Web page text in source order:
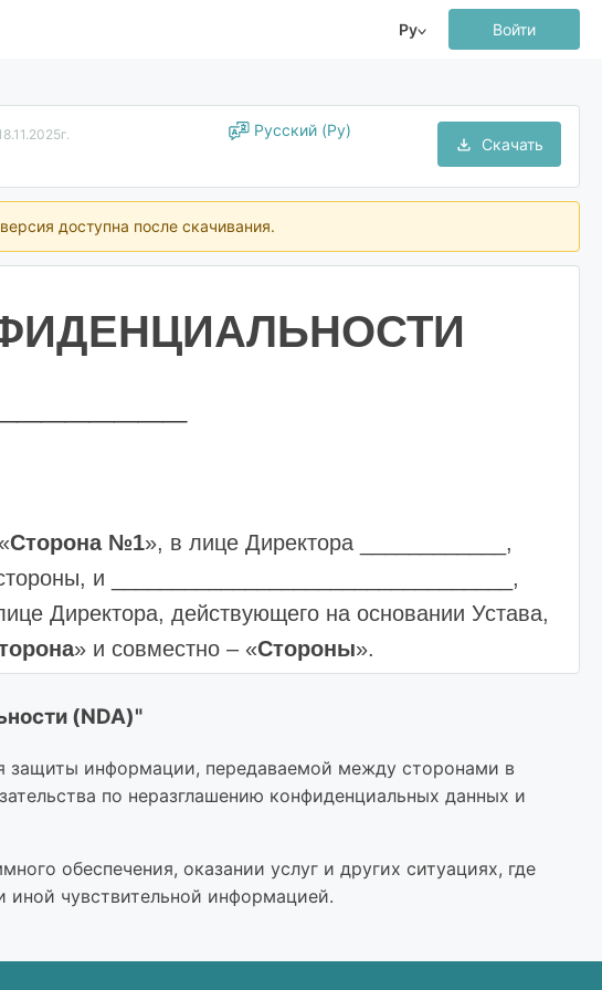
Ру Войти
Русский (Ру)
Скачать
доступна после скачивания.
Сторона №1», в лице Директора ____________,
и _________________________________,
Директора, действующего на основании Устава,
» и совместно – «Стороны».
информация» означает любую
числе относящуюся к: Организационной
о товарообороте, иной информации,
на предоставляемом носителе или его
о ее конфиденциальности.
для целей: ________________(укажите цели)_.
(NDA)"
защиты информации, передаваемой между сторонами в
по неразглашению конфиденциальных данных и
обеспечения, оказании услуг и других ситуациях, где
чувствительной информацией.